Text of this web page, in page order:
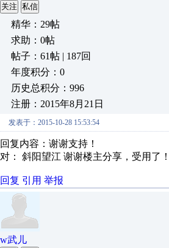
关注 私信
精华：29帖
求助：0帖
帖子：61帖 | 187回
年度积分：0
历史总积分：996
注册：2015年8月21日
发表于：2015-10-28 15:53:54
回复内容：谢谢支持！
对： 斜阳望江 谢谢楼主分享，受用了！
回复 引用 举报
w武儿